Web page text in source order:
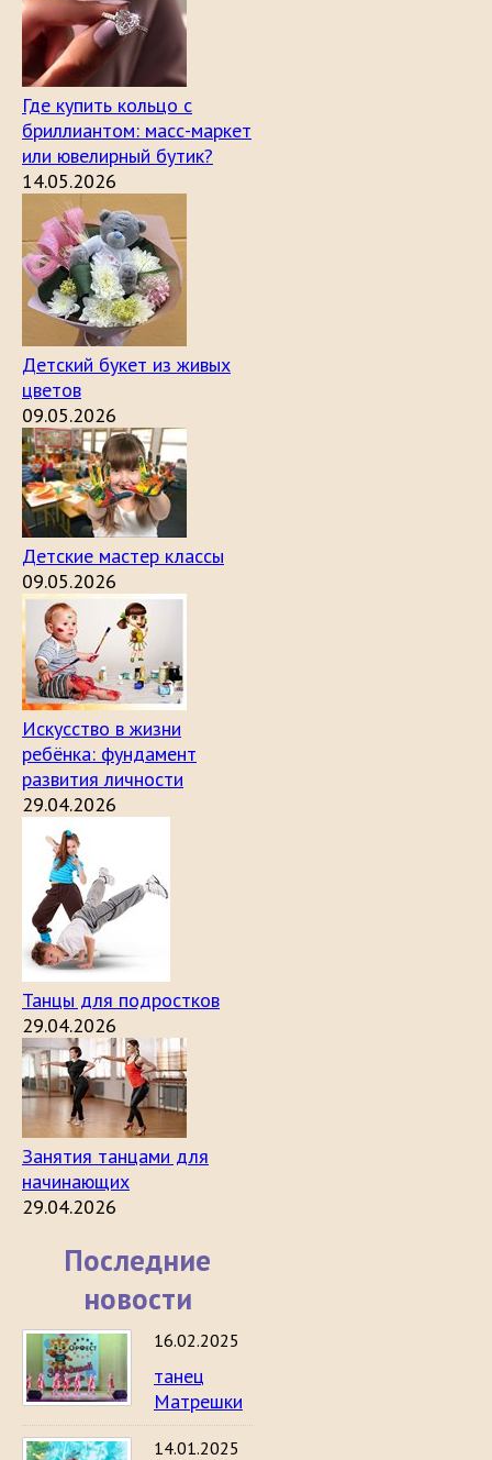
Где купить кольцо с
бриллиантом: масс-маркет
или ювелирный бутик?
14.05.2026
Детский букет из живых
цветов
09.05.2026
Детские мастер классы
09.05.2026
Искусство в жизни
ребёнка: фундамент
развития личности
29.04.2026
Танцы для подростков
29.04.2026
Занятия танцами для
начинающих
29.04.2026
Последние
новости
16.02.2025
танец
Матрешки
14.01.2025